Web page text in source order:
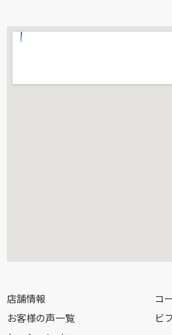
店舗情報
コ
お客様の声一覧
ビ